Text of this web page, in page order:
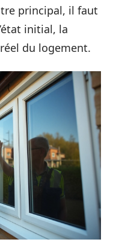
principal, il faut
initial, la
du logement.